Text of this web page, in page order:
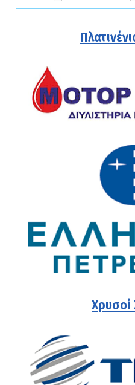
Χρυσοί